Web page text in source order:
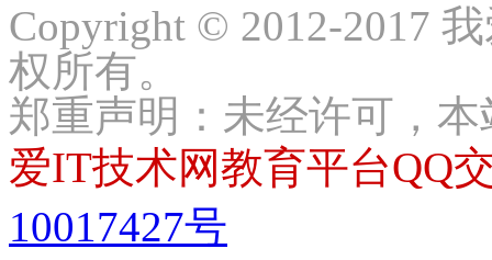
Copyright © 2012-2017
权所有。
郑重声明：未经许可，
爱IT技术网教育平台QQ
10017427号